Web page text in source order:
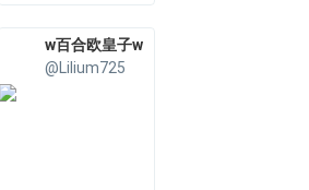
w百合欧皇子w
@Lilium725